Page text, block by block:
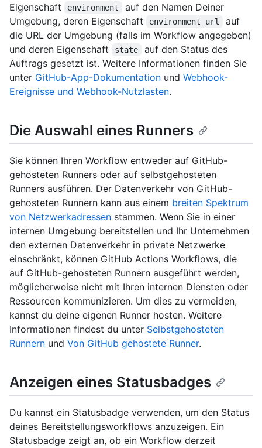
Eigenschaft
environment
auf den Namen Deiner
Umgebung, deren Eigenschaft
environment_url
auf
die URL der Umgebung (falls im Workflow angegeben)
und deren Eigenschaft
state
auf den Status des
Auftrags gesetzt ist. Weitere Informationen finden Sie
unter GitHub-App-Dokumentation und Webhook-
Ereignisse und Webhook-Nutzlasten.
Die Auswahl eines Runners
Sie können Ihren Workflow entweder auf GitHub-
gehosteten Runners oder auf selbstgehosteten
Runners ausführen. Der Datenverkehr von GitHub-
gehosteten Runnern kann aus einem breiten Spektrum
von Netzwerkadressen stammen. Wenn Sie in einer
internen Umgebung bereitstellen und Ihr Unternehmen
den externen Datenverkehr in private Netzwerke
einschränkt, können GitHub Actions Workflows, die
auf GitHub-gehosteten Runnern ausgeführt werden,
möglicherweise nicht mit Ihren internen Diensten oder
Ressourcen kommunizieren. Um dies zu vermeiden,
kannst du deine eigenen Runner hosten. Weitere
Informationen findest du unter Selbstgehosteten
Runnern und Von GitHub gehostete Runner.
Anzeigen eines Statusbadges
Du kannst ein Statusbadge verwenden, um den Status
deines Bereitstellungsworkflows anzuzeigen. Ein
Statusbadge zeigt an, ob ein Workflow derzeit